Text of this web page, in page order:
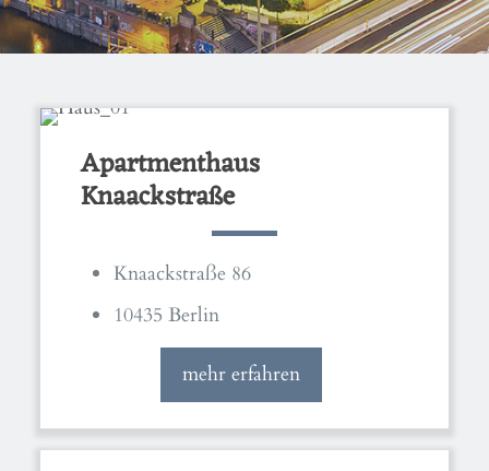
Apartmenthaus
Knaackstraße
Knaackstraße 86
10435 Berlin
mehr erfahren